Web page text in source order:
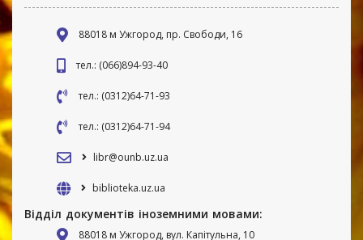
88018 м Ужгород, пр. Свободи, 16
тел.: (066)894-93-40
тел.: (0312)64-71-93
тел.: (0312)64-71-94
libr@ounb.uz.ua
biblioteka.uz.ua
Відділ документів іноземними мовами:
88018 м Ужгород, вул. Капітульна, 10